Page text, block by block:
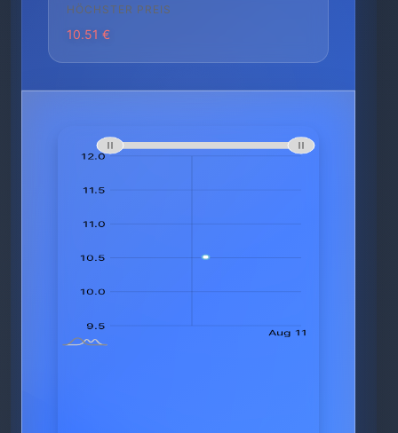
HÖCHSTER PREIS
10.51 €